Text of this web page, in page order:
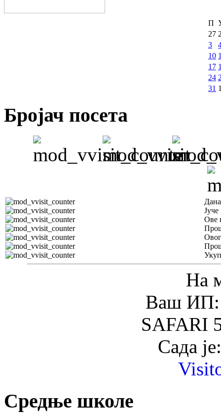
П
27
3
10
17
24
31
Бројач посета
Јуче
Ове
На
Ваш ИП:
SAFARI
Сада
Средње школе